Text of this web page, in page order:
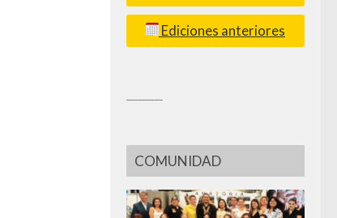
Ediciones anteriores
COMUNIDAD